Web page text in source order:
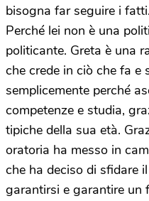
bisogna far seguire i
Perché lei non è una
politicante. Greta è una
che crede in ciò che fa e
semplicemente perché
competenze e studia,
tipiche della sua età.
oratoria ha messo in
che ha deciso di sfidare
garantirsi e garantire un